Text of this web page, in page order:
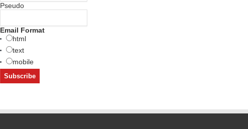
Pseudo
Email Format
html
text
mobile